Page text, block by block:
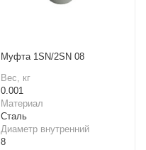
Mуфта 1SN/2SN 08
Вес, кг
0.001
Материал
Cталь
Диаметр внутренний
8